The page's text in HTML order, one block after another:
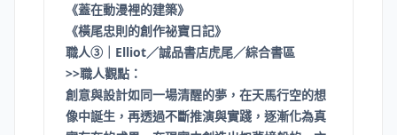
《蓋在動漫裡的建築》
《橫尾忠則的創作祕寶日記》
職人③｜Elliot／誠品書店虎尾／綜合書區
>>職人觀點：
創意與設計如同一場清醒的夢，在天馬行空的想
像中誕生，再透過不斷推演與實踐，逐漸化為真